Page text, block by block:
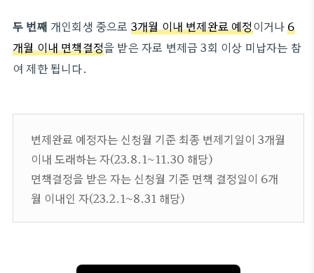
두 번째 개인회생 중으로 3개월 이내 변제완료 예정이거나6
개월 이내 면책결정을 받은 자로 변제금 3회 이상 미납자는 참
여 제한 됩니다.
변제완료 예정자는 신청월 기준 최종 변제기일이 3개월
이내 도래하는 자(23.8.1~11.30 해당)
면책결정을 받은 자는 신청월 기준 면책 결정일이 6개
월 이내인 자(23.2.1~8.31 해당)